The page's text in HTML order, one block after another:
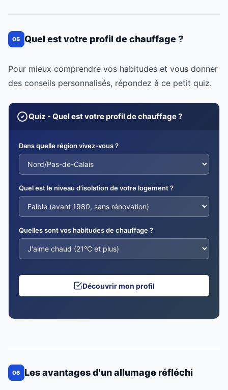
05 Quel est votre profil de chauffage ?
Pour mieux comprendre vos habitudes et vous donner
des conseils personnalisés, répondez à ce petit quiz.
Quiz - Quel est votre profil de chauffage ?
Dans quelle région vivez-vous ?
Quel est le niveau d'isolation de votre logement ?
Quelles sont vos habitudes de chauffage ?
Découvrir mon profil
06 Les avantages d'un allumage réfléchi